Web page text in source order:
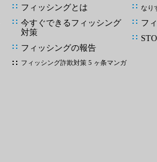
フィッシングとは
今すぐできるフィッシング
対策
フィッシングの報告
フィッシング詐欺対策 5 ヶ条マンガ
なり
フ